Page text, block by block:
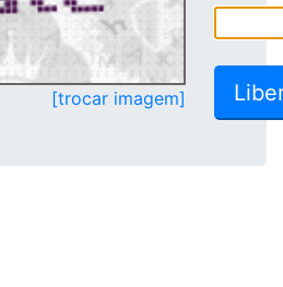
[trocar imagem]